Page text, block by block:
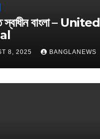
বাংলা – United
8, 2025 BANGLANEWS